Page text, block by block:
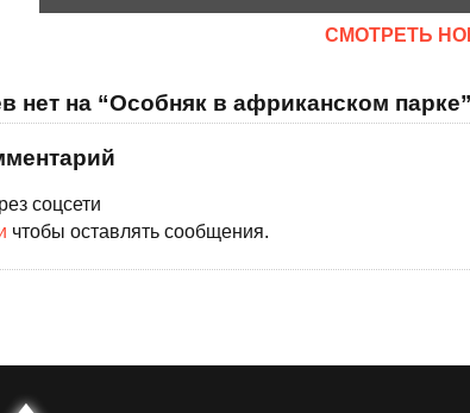
CМОТРЕТЬ
нет на “Особняк в африканском парке”
соцсети
чтобы оставлять сообщения.